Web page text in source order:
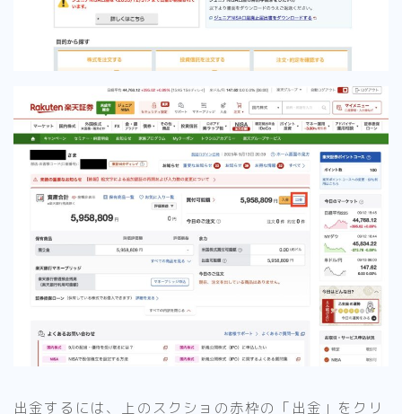
出金するには、上のスクショの赤枠の「出金」をクリ